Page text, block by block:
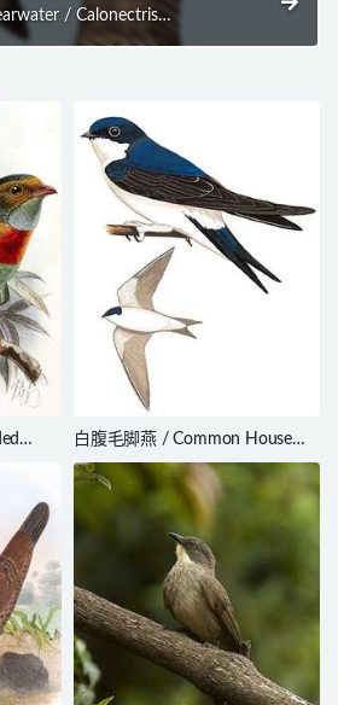
/ Calonectris
白腹毛脚燕 / Common House
Martin / Delichon urbicum